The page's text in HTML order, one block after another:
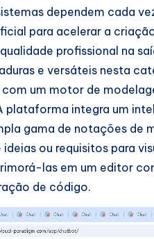
dependem cada
para acelerar a
profissional na
e versáteis nesta
um motor de
plataforma integra um
gama de notações de
ideias ou requisitos para
las em um editor
de código.